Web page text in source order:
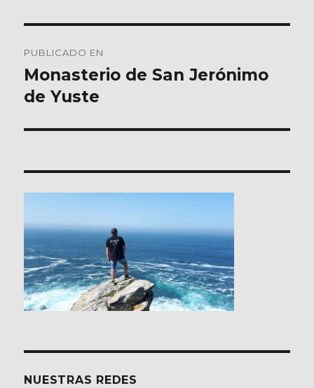
de
entradas
PUBLICADO EN
Monasterio de San Jerónimo
de Yuste
NUESTRAS REDES